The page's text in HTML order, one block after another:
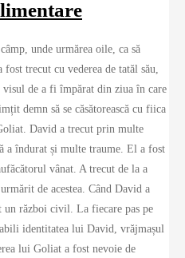
unde urmărea oile, ca să
trecut cu vederea de tatăl său,
visul de a fi împărat din ziua în care
demn să se căsătorească cu fiica
David a trecut prin multe
a îndurat și multe traume. El a fost
vânat. A trecut de la a
de acestea. Când David a
război civil. La fiecare pas pe
identitatea lui David, vrăjmașul
lui Goliat a fost nevoie de